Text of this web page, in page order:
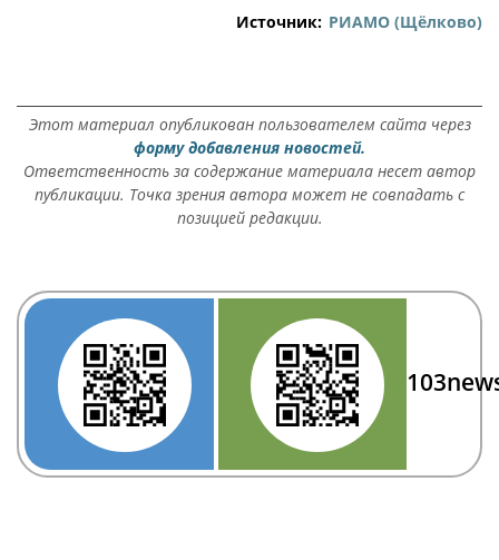
Источник: РИАМО (Щёлково)
Этот материал опубликован пользователем сайта через
форму добавления новостей.
Ответственность за содержание материала несет автор
публикации. Точка зрения автора может не совпадать с
позицией редакции.